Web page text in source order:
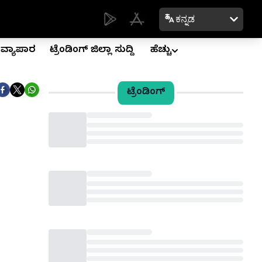
ಕನ್ನಡ
ವ್ಯಾಪಾರ ಟ್ರೆಂಡಿಂಗ್ ಜಿಲ್ಲಾ ಸುದ್ದಿ ಹೆಚ್ಚು
ಟ್ರೆಂಡಿಂಗ್